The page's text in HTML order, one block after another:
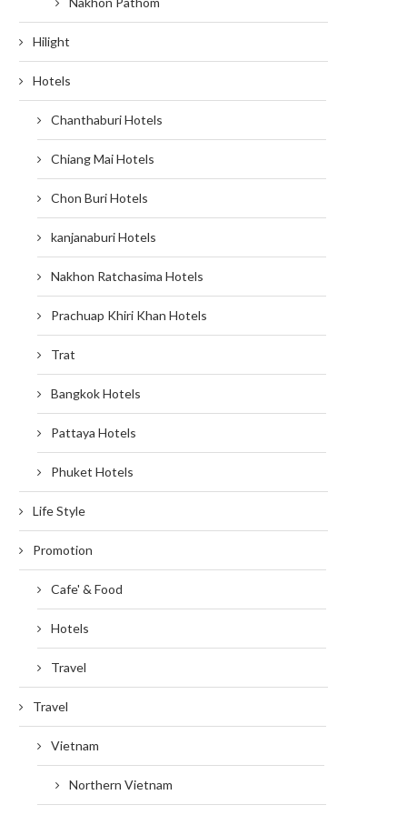
Hilight
Hotels
Chanthaburi Hotels
Chiang Mai Hotels
Chon Buri Hotels
kanjanaburi Hotels
Nakhon Ratchasima Hotels
Prachuap Khiri Khan Hotels
Trat
Bangkok Hotels
Pattaya Hotels
Phuket Hotels
Life Style
Promotion
Cafe' & Food
Hotels
Travel
Travel
Vietnam
Northern Vietnam